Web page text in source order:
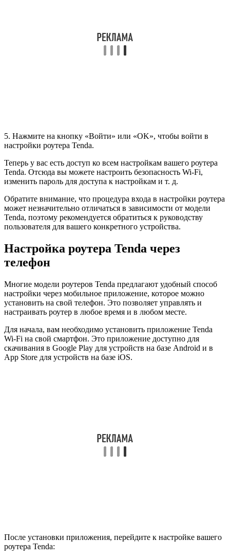
5. Нажмите на кнопку «Войти» или «OK», чтобы войти в
настройки роутера Tenda.
Теперь у вас есть доступ ко всем настройкам вашего роутера
Tenda. Отсюда вы можете настроить безопасность Wi-Fi,
изменить пароль для доступа к настройкам и т. д.
Обратите внимание, что процедура входа в настройки роутера
может незначительно отличаться в зависимости от модели
Tenda, поэтому рекомендуется обратиться к руководству
пользователя для вашего конкретного устройства.
Настройка роутера Tenda через
телефон
Многие модели роутеров Tenda предлагают удобный способ
настройки через мобильное приложение, которое можно
установить на свой телефон. Это позволяет управлять и
настраивать роутер в любое время и в любом месте.
Для начала, вам необходимо установить приложение Tenda
Wi-Fi на свой смартфон. Это приложение доступно для
скачивания в Google Play для устройств на базе Android и в
App Store для устройств на базе iOS.
После установки приложения, перейдите к настройке вашего
роутера Tenda: